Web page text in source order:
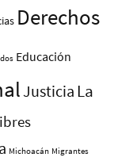
Derechos
Educación
Justicia La
Michoacán Migrantes